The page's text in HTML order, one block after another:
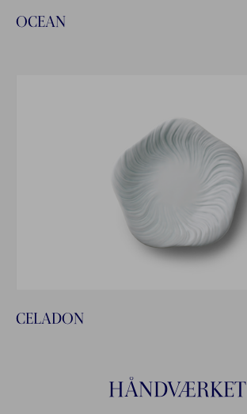
OCEAN
CELADON
HÅNDVÆRKET